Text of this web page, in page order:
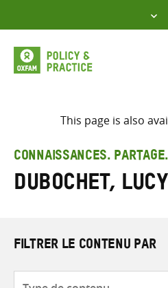
to
content
les
This page is also
CONNAISSANCES. PARTAGE.
Dubochet, Lucy
FILTRER LE CONTENU PAR